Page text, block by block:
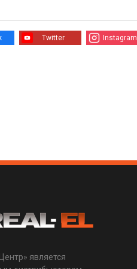
Twitter Instagram
является